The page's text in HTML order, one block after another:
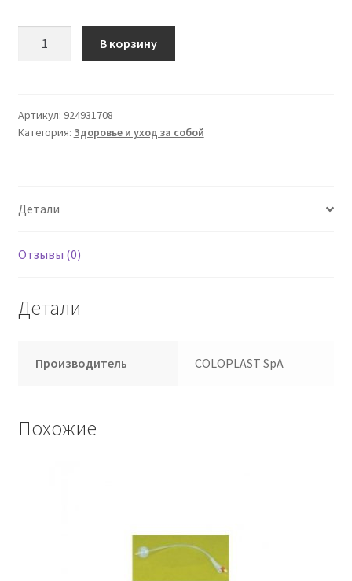
1P
CL
В корзину
Артикул: 924931708
Категория: Здоровье и уход за собой
Детали
Отзывы (0)
Детали
Производитель COLOPLAST SpA
Похожие